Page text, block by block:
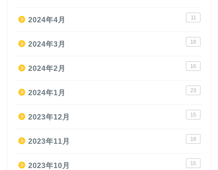
2024年4月 11
2024年3月 18
2024年2月 16
2024年1月 23
2023年12月 15
2023年11月 18
2023年10月 15